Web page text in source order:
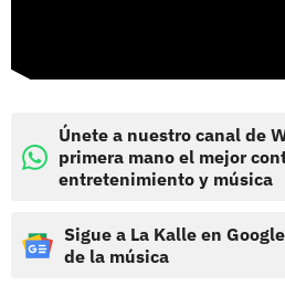
Únete a nuestro canal de
primera mano el mejor
entretenimiento y música
Sigue a La Kalle en
de la música